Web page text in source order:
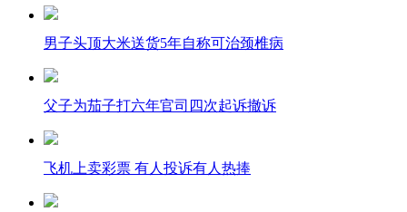
男子头顶大米送货5年自称可治颈椎病
父子为茄子打六年官司四次起诉撤诉
飞机上卖彩票 有人投诉有人热捧